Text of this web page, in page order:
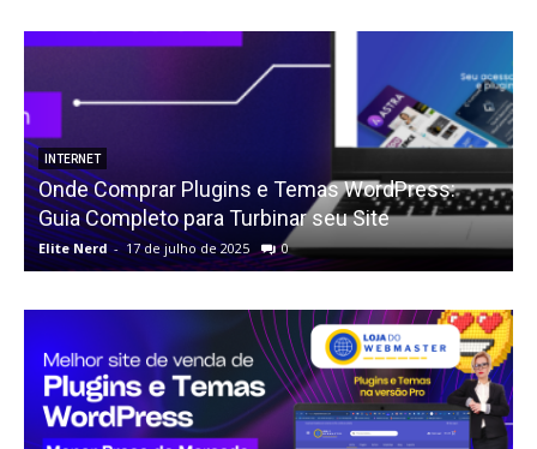
INTERNET
Onde Comprar Plugins e Temas WordPress:
Guia Completo para Turbinar seu Site
Elite Nerd - 17 de julho de 2025 0